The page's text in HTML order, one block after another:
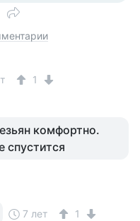
1
комфортно.
спустится
7 лет 1